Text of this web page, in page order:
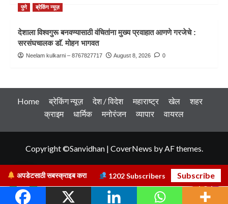
पुणे ब्रेकिंग न्यूज़
देशाला विश्वगुरू बनवण्यासाठी वंचितांना मुख्य प्रवाहात आणणे गरजेचे :
सरसंघचालक डाॅ. मोहन भागवत
Neelam kulkarni – 8767827717 August 8, 2026 0
Home ब्रेकिंग न्यूज़ देश / विदेश महाराष्ट्र खेल
शहर
क्राइम
धार्मिक मनोरंजन व्यापार वायरल
Copyright ©Sanvidhan | CoverNews by AF themes.
अपडेटसाठी सबस्क्राइब करा 1202Subscribers Subscribe